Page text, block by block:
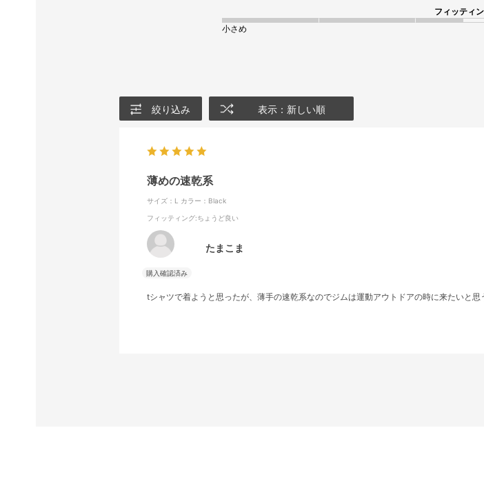
フィッティ
小さめ
絞り込み 表示：新しい順
薄めの速乾系
サイズ：L カラー：Black
フィッティング:ちょうど良い
たまこま
tシャツで着ようと思ったが、薄手の速乾系なのでジムは運動アウトドアの時に来たいと思